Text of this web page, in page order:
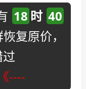
18 时 40
复原价，
----